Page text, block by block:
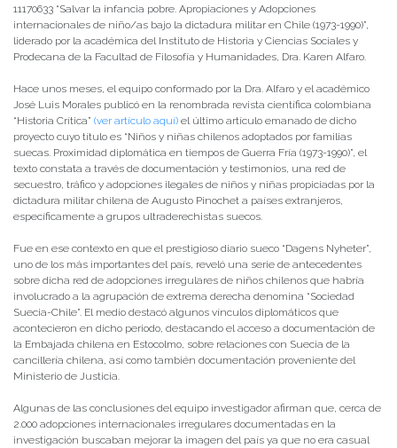
11170633 “Salvar la infancia pobre. Apropiaciones y Adopciones
internacionales de niño/as bajo la dictadura militar en Chile (1973-1990)”,
liderado por la académica del Instituto de Historia y Ciencias Sociales y
Prodecana de la Facultad de Filosofía y Humanidades, Dra. Karen Alfaro.
Hace unos meses, el equipo conformado por la Dra. Alfaro y el académico
José Luis Morales publicó en la renombrada revista científica colombiana
“Historia Crítica” (ver artículo aquí) el último artículo emanado de dicho
proyecto cuyo título es “Niños y niñas chilenos adoptados por familias
suecas. Proximidad diplomática en tiempos de Guerra Fría (1973-1990)”, el
texto constata a través de documentación y testimonios, una red de
secuestro, tráfico y adopciones ilegales de niños y niñas propiciadas por la
dictadura militar chilena de Augusto Pinochet a países extranjeros,
específicamente a grupos ultraderechistas suecos.
Fue en ese contexto en que el prestigioso diario sueco “Dagens Nyheter”,
uno de los más importantes del país, reveló una serie de antecedentes
sobre dicha red de adopciones irregulares de niños chilenos que habría
involucrado a la agrupación de extrema derecha denomina “Sociedad
Suecia-Chile”. El medio destacó algunos vínculos diplomáticos que
acontecieron en dicho periodo, destacando el acceso a documentación de
la Embajada chilena en Estocolmo, sobre relaciones con Suecia de la
cancillería chilena, así como también documentación proveniente del
Ministerio de Justicia.
Algunas de las conclusiones del equipo investigador afirman que, cerca de
2.000 adopciones internacionales irregulares documentadas en la
investigación buscaban mejorar la imagen del país ya que no era casual